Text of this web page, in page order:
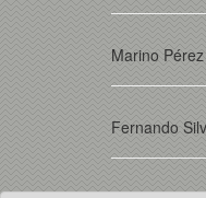
Marino Pérez
Fernando